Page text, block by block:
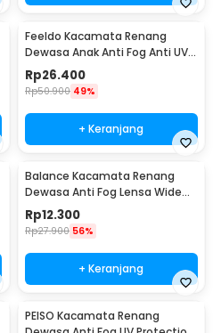
Feeldo Kacamata Renang
Dewasa Anak Anti Fog Anti UV
Strap Adjustable - TL100
Rp26.400
Rp50.900 49%
+ Keranjang
Balance Kacamata Renang
Dewasa Anti Fog Lensa Wide
Vision Earplug - 826
Rp12.300
Rp27.900 56%
+ Keranjang
PEISO Kacamata Renang